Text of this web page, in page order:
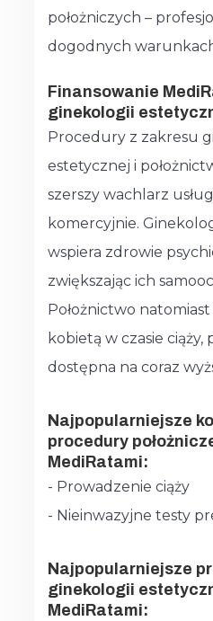
położniczych –
dogodnych
Finansowanie
ginekologii
Procedury z zakresu
estetycznej i
szerszy wachlarz
komercyjnie.
wspiera zdrowie
zwiększając ich
Położnictwo
kobietą w czasie ciąży,
dostępna na coraz
Najpopularniejsze
procedury
MediRatami:
- Prowadzenie ciąży
- Nieinwazyjne testy
Najpopularniejsze
ginekologii
MediRatami: